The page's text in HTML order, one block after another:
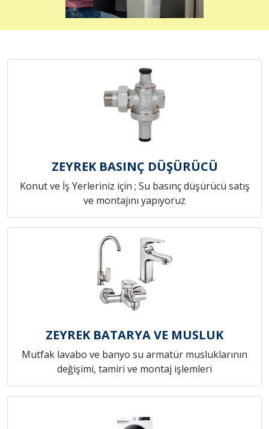
ZEYREK BASINÇ DÜŞÜRÜCÜ
Konut ve İş Yerleriniz için ; Su basınç düşürücü satış
ve montajını yapıyoruz
ZEYREK BATARYA VE MUSLUK
Mutfak lavabo ve banyo su armatür musluklarının
değişimi, tamiri ve montaj işlemleri